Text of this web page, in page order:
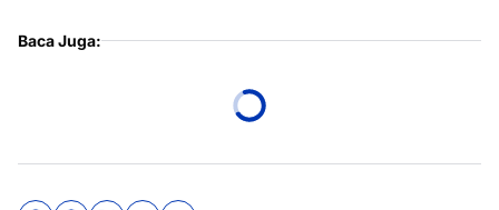
Baca Juga: